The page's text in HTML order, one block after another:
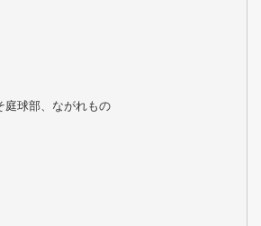
球部、ながれもの